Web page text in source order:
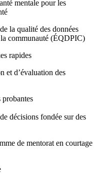
mentale pour les
la qualité des données
la communauté (ÉQDPIC)
rapides
et d’évaluation des
probantes
décisions fondée sur des
de mentorat en courtage